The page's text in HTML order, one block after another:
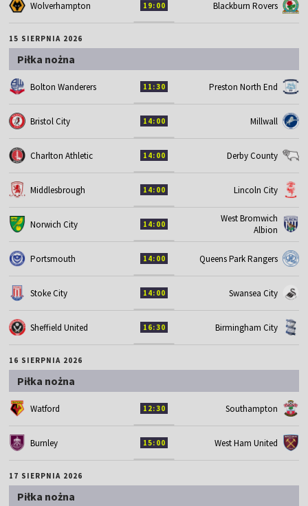
Wolverhampton 19:00 Blackburn Rovers
15 SIERPNIA 2026
Piłka nożna
Bolton Wanderers 11:30 Preston North End
Bristol City 14:00 Millwall
Charlton Athletic 14:00 Derby County
Middlesbrough 14:00 Lincoln City
Norwich City 14:00
West Bromwich
Albion
Portsmouth 14:00 Queens Park Rangers
Stoke City 14:00 Swansea City
Sheffield United 16:30 Birmingham City
16 SIERPNIA 2026
Piłka nożna
Watford 12:30 Southampton
Burnley 15:00 West Ham United
17 SIERPNIA 2026
Piłka nożna